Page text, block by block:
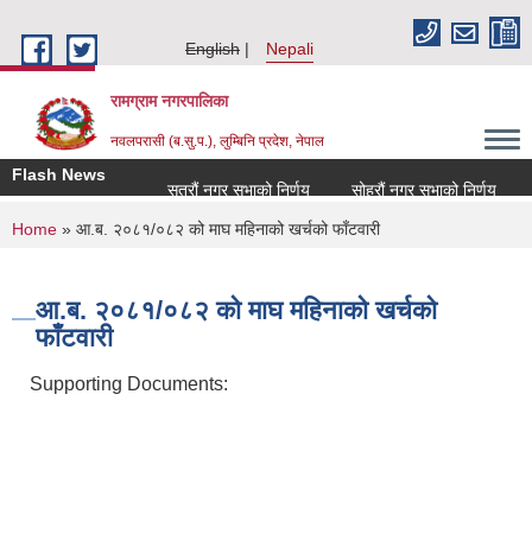
English
Nepali
रामग्राम नगरपालिका
नवलपरासी (ब.सु.प.), लुम्बिनि प्रदेश, नेपाल
Flash News
सत्रौं नगर सभाको निर्णय
सोह्रौं नगर सभाको निर्णय
You are here
Home » आ.ब. २०८१/०८२ को माघ महिनाको खर्चको फाँटवारी
आ.ब. २०८१/०८२ को माघ महिनाको खर्चको
फाँटवारी
Supporting Documents: